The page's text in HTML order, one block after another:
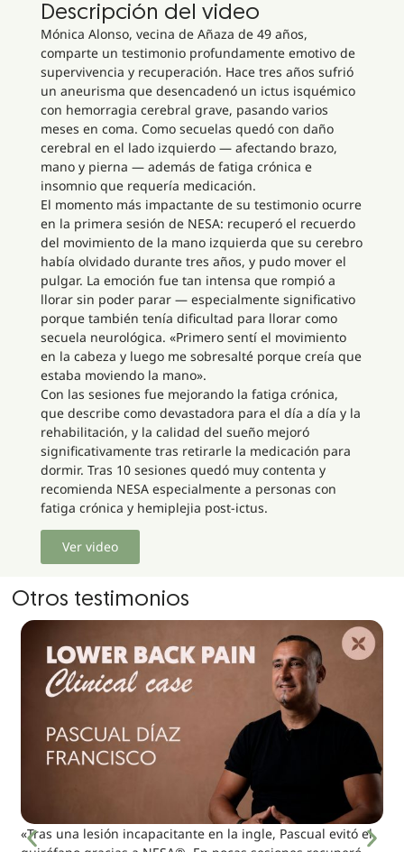
Descripción del video
Mónica Alonso, vecina de Añaza de 49 años,
comparte un testimonio profundamente emotivo de
supervivencia y recuperación. Hace tres años sufrió
un aneurisma que desencadenó un ictus isquémico
con hemorragia cerebral grave, pasando varios
meses en coma. Como secuelas quedó con daño
cerebral en el lado izquierdo — afectando brazo,
mano y pierna — además de fatiga crónica e
insomnio que requería medicación.
El momento más impactante de su testimonio ocurre
en la primera sesión de NESA: recuperó el recuerdo
del movimiento de la mano izquierda que su cerebro
había olvidado durante tres años, y pudo mover el
pulgar. La emoción fue tan intensa que rompió a
llorar sin poder parar — especialmente significativo
porque también tenía dificultad para llorar como
secuela neurológica. «Primero sentí el movimiento
en la cabeza y luego me sobresalté porque creía que
estaba moviendo la mano».
Con las sesiones fue mejorando la fatiga crónica,
que describe como devastadora para el día a día y la
rehabilitación, y la calidad del sueño mejoró
significativamente tras retirarle la medicación para
dormir. Tras 10 sesiones quedó muy contenta y
recomienda NESA especialmente a personas con
fatiga crónica y hemiplejia post-ictus.
Ver video
Otros testimonios
«Tras una lesión incapacitante en la ingle, Pascual evitó el